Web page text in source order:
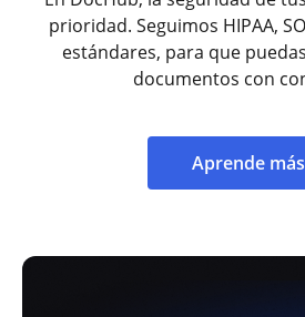
prioridad. Seguimos HIPAA,
estándares, para que
documentos con
Aprende más